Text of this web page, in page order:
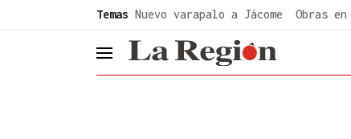
Temas Nuevo varapalo a Jácome Obras
header.menu.open